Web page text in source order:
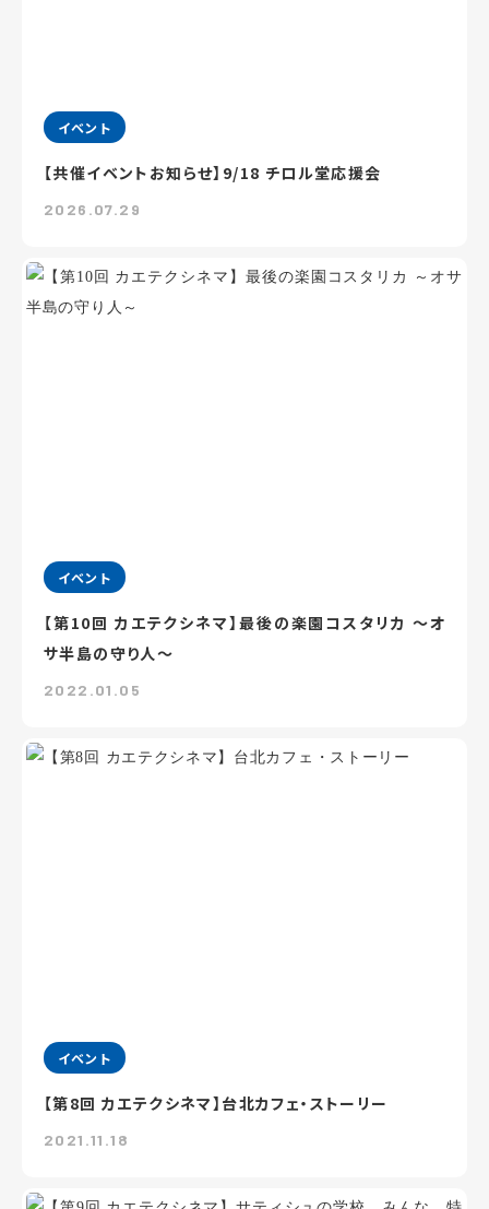
イベント
【共催イベントお知らせ】9/18 チロル堂応援会
2026.07.29
イベント
【第10回 カエテクシネマ】最後の楽園コスタリカ ～オ
サ半島の守り人～
2022.01.05
イベント
【第8回 カエテクシネマ】台北カフェ・ストーリー
2021.11.18